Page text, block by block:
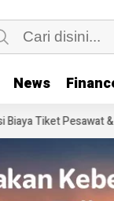
News
& Penginapan